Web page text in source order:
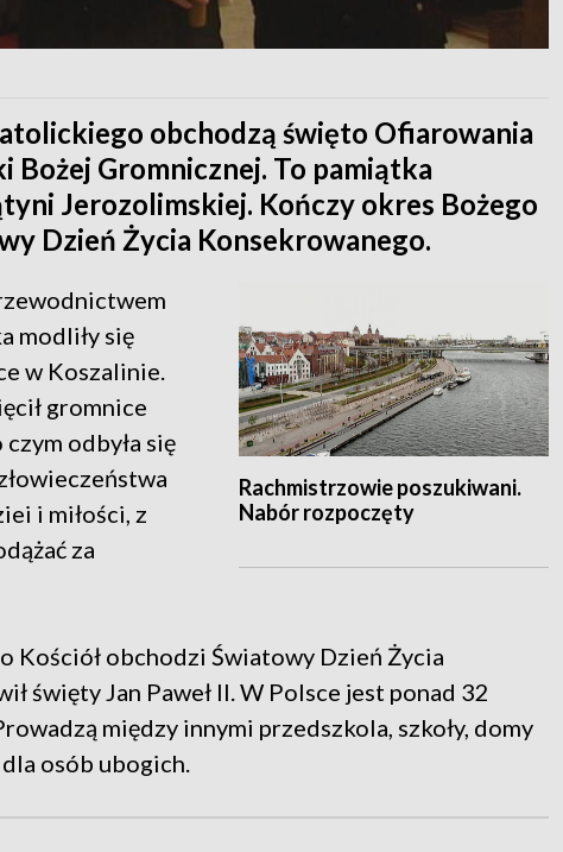
obchodzą święto Ofiarowania
Bożej Gromnicznej. To pamiątka
Jerozolimskiej. Kończy okres Bożego
Dzień Życia Konsekrowanego.
Rachmistrzowie poszukiwani.
Nabór rozpoczęty
modliły się
w Koszalinie.
gromnice
odbyła się
i miłości, z
za
Kościół obchodzi Światowy Dzień Życia
święty Jan Paweł II. W Polsce jest ponad 32
między innymi przedszkola, szkoły, domy
osób ubogich.